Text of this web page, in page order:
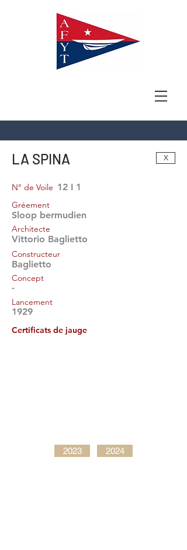
LA SPINA X
12 I 1
N° de Voile
Gréement
Sloop bermudien
Architecte
Vittorio Baglietto
Constructeur
Baglietto
Concept
-
Lancement
1929
Certificats de jauge
2023 2024